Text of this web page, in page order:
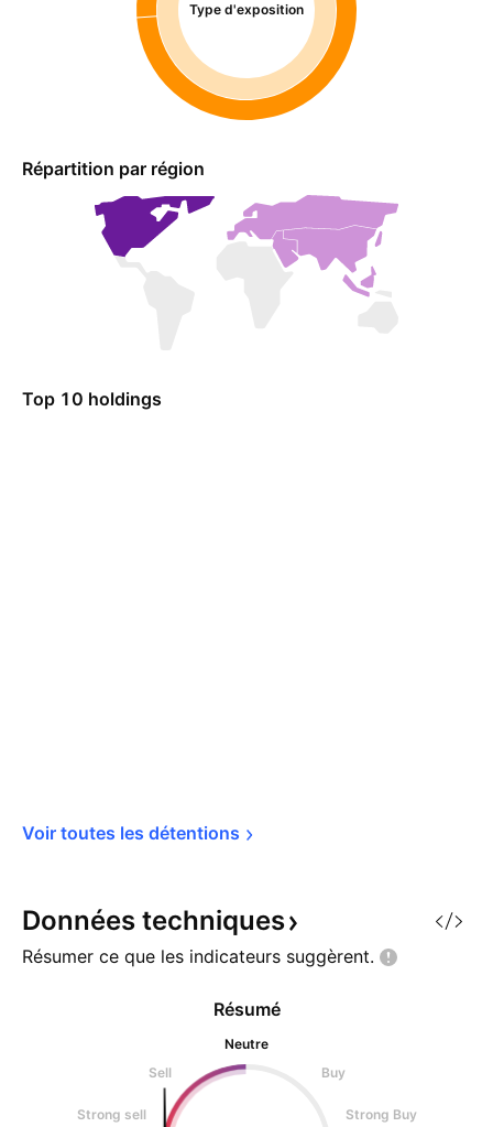
Type d'exposition
Répartition par région
Top 10 holdings
Voir toutes les détentions
Données techniques
Résumer ce que les indicateurs suggèrent.
Résumé
Neutre
Sell
Buy
Strong sell Strong Buy